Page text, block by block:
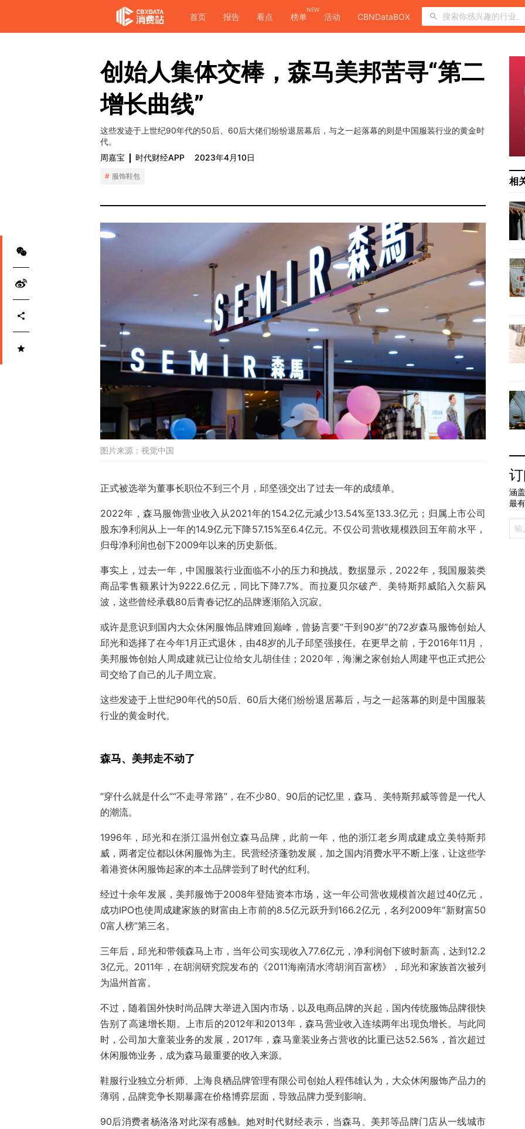
首页 报告 看点 榜单
NEW
活动 CBNDataBOX
创始人集体交棒，森马美邦苦寻“第二
增长曲线”
这些发迹于上世纪90年代的50后、60后大佬们纷纷退居幕后，与之一起落幕的则是中国服装行业的黄金时
代。
周嘉宝
时代财经APP 2023年4月10日
服饰鞋包
图片来源： 视觉中国
正式被选举为董事长职位不到三个月，邱坚强交出了过去一年的成绩单。
2022年，森马服饰营业收入从2021年的154.2亿元减少13.54%至133.3亿元；归属上市公司
股东净利润从上一年的14.9亿元下降57.15%至6.4亿元。不仅公司营收规模跌回五年前水平，
归母净利润也创下2009年以来的历史新低。
事实上，过去一年，中国服装行业面临不小的压力和挑战。数据显示，2022年，我国服装类
商品零售额累计为9222.6亿元，同比下降7.7%。而拉夏贝尔破产、美特斯邦威陷入欠薪风
波，这些曾经承载80后青春记忆的品牌逐渐陷入沉寂。
或许是意识到国内大众休闲服饰品牌难回巅峰，曾扬言要“干到90岁”的72岁森马服饰创始人
邱光和选择了在今年1月正式退休，由48岁的儿子邱坚强接任。在更早之前，于2016年11月，
美邦服饰创始人周成建就已让位给女儿胡佳佳；2020年，海澜之家创始人周建平也正式把公
司交给了自己的儿子周立宸。
这些发迹于上世纪90年代的50后、60后大佬们纷纷退居幕后，与之一起落幕的则是中国服装
行业的黄金时代。
森马、美邦走不动了
“穿什么就是什么”“不走寻常路”，在不少80、90后的记忆里，森马、美特斯邦威等曾是一代人
的潮流。
1996年，邱光和在浙江温州创立森马品牌，此前一年，他的浙江老乡周成建成立美特斯邦
威，两者定位都以休闲服饰为主。民营经济蓬勃发展，加之国内消费水平不断上涨，让这些学
着港资休闲服饰起家的本土品牌尝到了时代的红利。
经过十余年发展，美邦服饰于2008年登陆资本市场，这一年公司营收规模首次超过40亿元，
成功IPO也使周成建家族的财富由上市前的8.5亿元跃升到166.2亿元，名列2009年“新财富50
0富人榜”第三名。
三年后，邱光和带领森马上市，当年公司实现收入77.6亿元，净利润创下彼时新高，达到12.2
3亿元。2011年，在胡润研究院发布的《2011海南清水湾胡润百富榜》，邱光和家族首次被列
为温州首富。
不过，随着国外快时尚品牌大举进入国内市场，以及电商品牌的兴起，国内传统服饰品牌很快
告别了高速增长期。上市后的2012年和2013年，森马营业收入连续两年出现负增长。与此同
时，公司加大童装业务的发展，2017年，森马童装业务占营收的比重已达52.56%，首次超过
休闲服饰业务，成为森马最重要的收入来源。
鞋服行业独立分析师、上海良栖品牌管理有限公司创始人程伟雄认为，大众休闲服饰产品力的
薄弱，品牌竞争长期暴露在价格博弈层面，导致品牌力受到影响。
90后消费者杨洛洛对此深有感触。她对时代财经表示，当森马、美邦等品牌门店从一线城市
相
涵
最